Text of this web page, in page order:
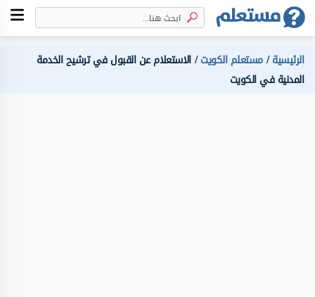
الرئيسية مستعلم الكويت الاستعلام عن القبول في ترشيح الخدمة
المدنية في الكويت